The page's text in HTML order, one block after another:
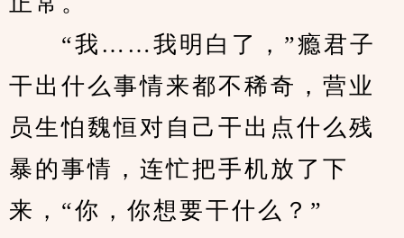
“我……我明白了，”瘾君子
干出什么事情来都不稀奇，营业
员生怕魏恒对自己干出点什么残
暴的事情，连忙把手机放了下
来，“你，你想要干什么？”